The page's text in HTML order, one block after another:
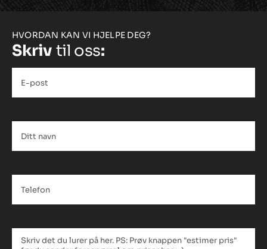
HVORDAN KAN VI HJELPE DEG?
Skriv til oss:
post
Tekstfelt *